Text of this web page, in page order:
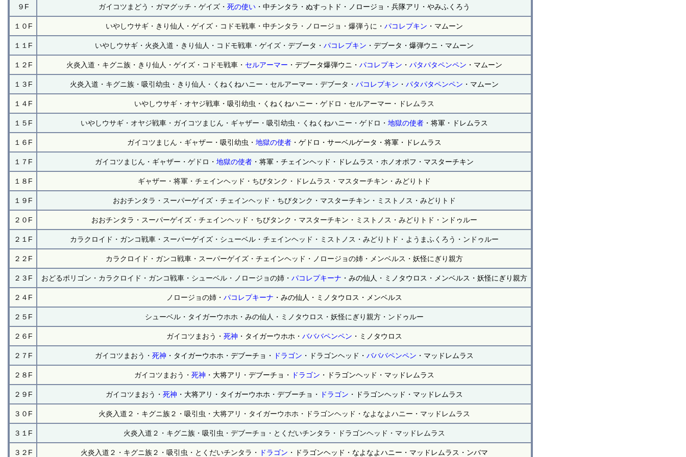
９F ガイコツまどう・ガマグッチ・ゲイズ・ 死の使い・中チンタラ・ぬすっトド・ノロージョ・兵隊アリ・やみふくろう
１０F いやしウサギ・きり仙人・ゲイズ・コドモ戦車・中チンタラ・ノロージョ・爆弾うに・ パコレプキン ・マムーン
１１F いやしウサギ・火炎入道・きり仙人・コドモ戦車・ゲイズ・デブータ・ パコレプキン ・デブータ・爆弾ウニ・マムーン
１２F 火炎入道・キグニ族・きり仙人・ゲイズ・コドモ戦車・ セルアーマー ・デブータ爆弾ウニ・ パコレプキン ・ パタパタペンペン ・マムーン
１３F 火炎入道・キグニ族・吸引幼虫・きり仙人・くねくねハニー・セルアーマー・デブータ・ パコレプキン ・ パタパタペンペン ・マムーン
１４F いやしウサギ・オヤジ戦車・吸引幼虫・くねくねハニー・ゲドロ・セルアーマー・ドレムラス
１５F いやしウサギ・オヤジ戦車・ガイコツまじん・ギャザー・吸引幼虫・くねくねハニー・ゲドロ・ 地獄の使者・将軍・ドレムラス
１６F ガイコツまじん・ギャザー・吸引幼虫・ 地獄の使者・ゲドロ・サーベルゲータ・将軍・ドレムラス
１７F ガイコツまじん・ギャザー・ゲドロ・ 地獄の使者・将軍・チェインヘッド・ドレムラス・ホノオポフ・マスターチキン
１８F ギャザー・将軍・チェインヘッド・ちびタンク・ドレムラス・マスターチキン・みどりトド
１９F おおチンタラ・スーパーゲイズ・チェインヘッド・ちびタンク・マスターチキン・ミストノス・みどりトド
２０F おおチンタラ・スーパーゲイズ・チェインヘッド・ちびタンク・マスターチキン・ミストノス・みどりトド・ンドゥルー
２１F カラクロイド・ガンコ戦車・スーパーゲイズ・シューベル・チェインヘッド・ミストノス・みどりトド・ようまふくろう・ンドゥルー
２２F カラクロイド・ガンコ戦車・スーパーゲイズ・チェインヘッド・ノロージョの姉・メンベルス・妖怪にぎり親方
２３F おどるポリゴン・カラクロイド・ガンコ戦車・シューベル・ノロージョの姉・ パコレプキーナ ・みの仙人・ミノタウロス・メンベルス・妖怪にぎり親方
２４F ノロージョの姉・ パコレプキーナ ・みの仙人・ミノタウロス・メンベルス
２５F シューベル・タイガーウホホ・みの仙人・ミノタウロス・妖怪にぎり親方・ンドゥルー
２６F ガイコツまおう・ 死神 ・タイガーウホホ・ バババペンペン ・ミノタウロス
２７F ガイコツまおう・ 死神 ・タイガーウホホ・デブーチョ・ ドラゴン ・ドラゴンヘッド・ バババペンペン ・マッドレムラス
２８F ガイコツまおう・ 死神 ・大将アリ・デブーチョ・ ドラゴン ・ドラゴンヘッド・マッドレムラス
２９F ガイコツまおう・ 死神 ・大将アリ・タイガーウホホ・デブーチョ・ ドラゴン ・ドラゴンヘッド・マッドレムラス
３０F 火炎入道２・キグニ族２・吸引虫・大将アリ・タイガーウホホ・ドラゴンヘッド・なよなよハニー・マッドレムラス
３１F 火炎入道２・キグニ族・吸引虫・デブーチョ・とくだいチンタラ・ドラゴンヘッド・マッドレムラス
３２F 火炎入道２・キグニ族２・吸引虫・とくだいチンタラ・ ドラゴン ・ドラゴンヘッド・なよなよハニー・マッドレムラス・ンバマ